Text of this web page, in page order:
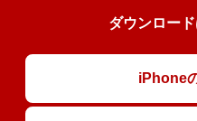
ダウンロー
iPhone